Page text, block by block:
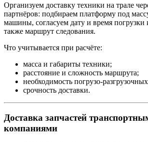
Организуем доставку техники на трале
партнёров: подбираем платформу под
машины, согласуем дату и время погрузки
также маршрут следования.
Что учитывается при расчёте:
масса и габариты техники;
расстояние и сложность маршрута;
необходимость погрузо-
срочность доставки.
Доставка запчастей
компаниями